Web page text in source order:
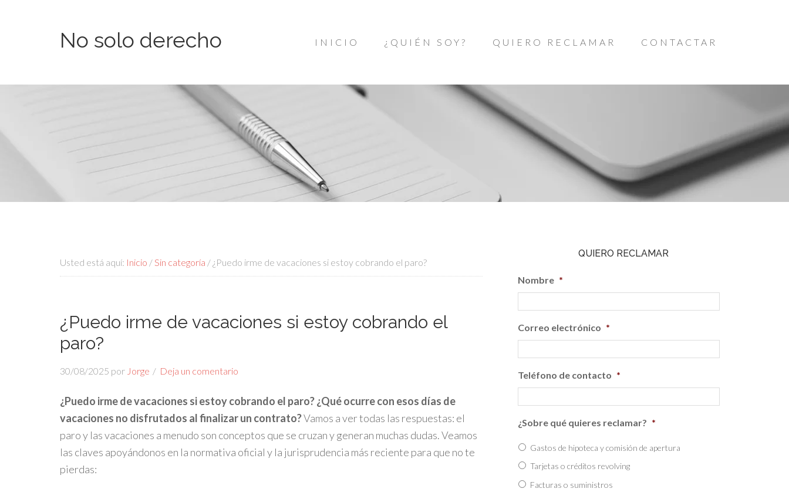
No solo derecho INICIO ¿QUIÉN SOY? QUIERO RECLAMAR CONTACTAR
Usted está aquí: Inicio /Sin categoría / ¿Puedo irme de vacaciones si estoy cobrando el paro?
¿Puedo irme de vacaciones si estoy cobrando el
paro?
30/08/2025 por Jorge Deja un comentario
¿Puedo irme de vacaciones si estoy cobrando el paro? ¿Qué ocurre con esos días de
vacaciones no disfrutados al finalizar un contrato?Vamos a ver todas las respuestas: el
paro y las vacaciones a menudo son conceptos que se cruzan y generan muchas dudas. Veamos
las claves apoyándonos en la normativa oficial y la jurisprudencia más reciente para que no te
pierdas:
QUIERO RECLAMAR
Nombre *
Correo electrónico *
Teléfono de contacto *
¿Sobre qué quieres reclamar? *
Gastos de hipoteca y comisión de apertura
Tarjetas o créditos revolving
Facturas o suministros